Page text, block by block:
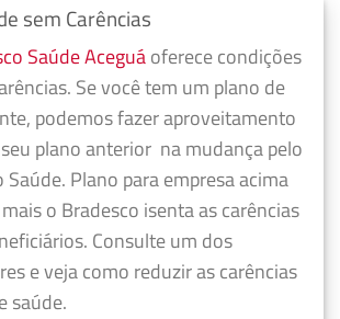
sem Carências
Saúde Aceguáoferece condições
Se você tem um plano de
podemos fazeraproveitamento
plano anterior na mudança pelo
Saúde. Plano para empresa acima
o Bradesco isenta as carências
Consulte um dos
e veja como reduzir as carências
saúde.